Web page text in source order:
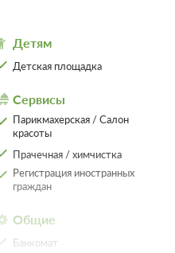
Детям
Детская площадка
Сервисы
Парикмахерская / Салон
красоты
Прачечная / химчистка
Регистрация иностранных
граждан
Общие
Банкомат